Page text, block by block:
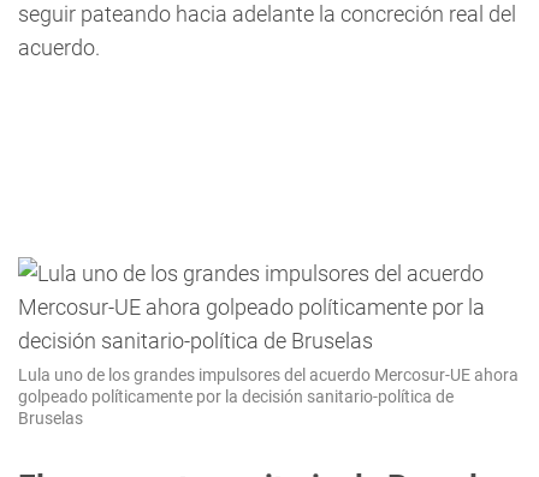
seguir pateando hacia adelante la concreción real del
acuerdo.
Lula uno de los grandes impulsores del acuerdo Mercosur-UE ahora
golpeado políticamente por la decisión sanitario-política de
Bruselas